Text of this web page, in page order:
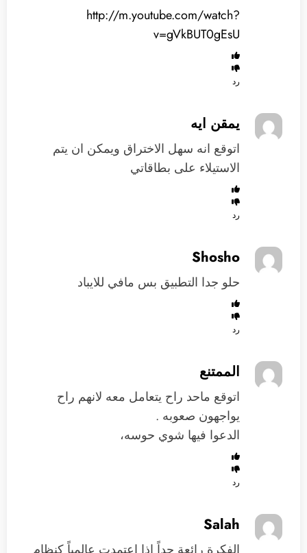
http://m.youtube.com/watch?
v=gVkBUT0gEsU
رد
يمقن ايه
اتوقع انه سهل الاختراق ويمكن ان يتم
الاستيلاء على بطاقاتي
رد
Shosho
حلو جدا التطبيق بس مافي للايباد
رد
الممتنع
اتوقع ماحد راح يتعامل معه لانهم راح
يواجهون صعوبه .
الدعوا فيها شوي حوسه،
رد
Salah
الفكرة رائعة جداً اذا اعتمدت عالمياً كنظام